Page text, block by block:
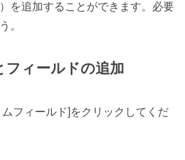
を追加することができます。必要
。
フィールドの追加
フィールド]をクリックしてくだ